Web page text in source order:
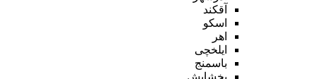
آقکند
اسکو
اهر
ایلخچی
باسمنج
بخشایش